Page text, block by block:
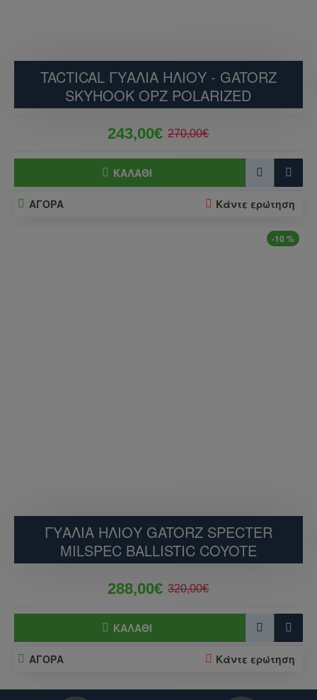
TACTICAL ΓΥΑΛΙΆ ΗΛΊΟΥ - GATORZ
SKYHOOK OPZ POLARIZED
243,00€ 270,00€
ΚΑΛΆΘΙ
ΑΓΟΡΑ Κάντε ερώτηση
-10 %
ΓΥΑΛΙΑ ΗΛΙΟΥ GATORZ SPECTER
MILSPEC BALLISTIC COYOTE
288,00€ 320,00€
ΚΑΛΆΘΙ
ΑΓΟΡΑ Κάντε ερώτηση